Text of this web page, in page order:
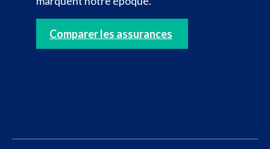
Comparer les assurances